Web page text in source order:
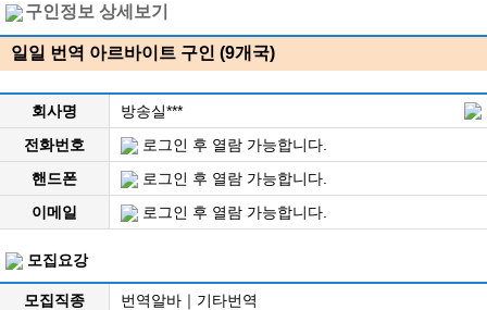
구인정보 상세보기
일일 번역 아르바이트 구인 (9개국)
회사명
방송실***
전화번호
로그인 후 열람 가능합니다.
핸드폰
로그인 후 열람 가능합니다.
이메일
로그인 후 열람 가능합니다.
모집요강
모집직종
번역알바｜기타번역